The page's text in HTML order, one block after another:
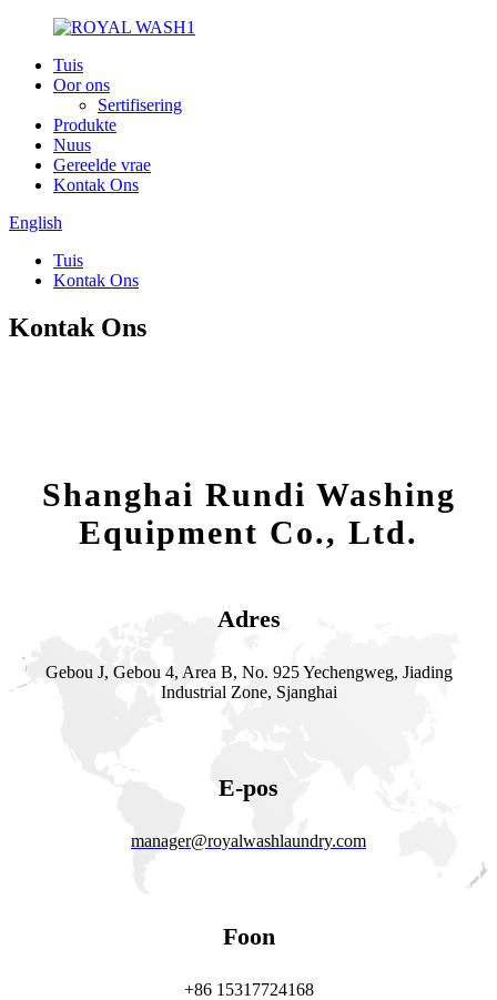
Tuis
Oor ons
Sertifisering
Produkte
Nuus
Gereelde vrae
Kontak Ons
English
Tuis
Kontak Ons
Kontak Ons
Shanghai Rundi Washing
Equipment Co., Ltd.
Adres
Gebou J, Gebou 4, Area B, No. 925 Yechengweg, Jiading
Industrial Zone, Sjanghai
E-pos
manager@royalwashlaundry.com
Foon
+86 15317724168